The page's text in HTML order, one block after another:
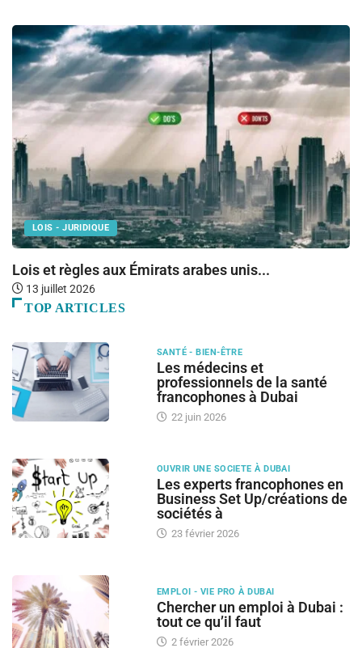
LOIS - JURIDIQUE
Lois et règles aux Émirats arabes unis...
13 juillet 2026
TOP ARTICLES
SANTÉ - BIEN-ÊTRE
Les médecins et
professionnels de la santé
francophones à Dubai
22 juin 2026
OUVRIR UNE SOCIETE À DUBAI
Les experts francophones en
Business Set Up/créations de
sociétés à
23 février 2026
EMPLOI - VIE PRO À DUBAI
Chercher un emploi à Dubai :
tout ce qu’il faut
2 février 2026